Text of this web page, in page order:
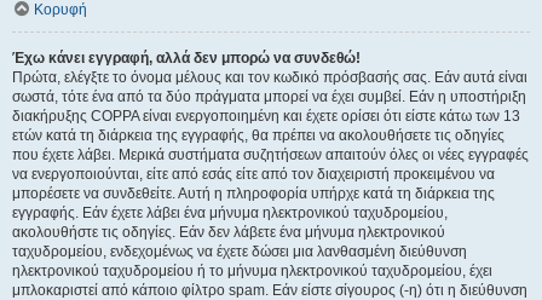
Κορυφή
Έχω κάνει εγγραφή, αλλά δεν μπορώ να συνδεθώ!
Πρώτα, ελέγξτε το όνομα μέλους και τον κωδικό πρόσβασής σας. Εάν αυτά είναι
σωστά, τότε ένα από τα δύο πράγματα μπορεί να έχει συμβεί. Εάν η υποστήριξη
διακήρυξης COPPA είναι ενεργοποιημένη και έχετε ορίσει ότι είστε κάτω των 13
ετών κατά τη διάρκεια της εγγραφής, θα πρέπει να ακολουθήσετε τις οδηγίες
που έχετε λάβει. Μερικά συστήματα συζητήσεων απαιτούν όλες οι νέες εγγραφές
να ενεργοποιούνται, είτε από εσάς είτε από τον διαχειριστή προκειμένου να
μπορέσετε να συνδεθείτε. Αυτή η πληροφορία υπήρχε κατά τη διάρκεια της
εγγραφής. Εάν έχετε λάβει ένα μήνυμα ηλεκτρονικού ταχυδρομείου,
ακολουθήστε τις οδηγίες. Εάν δεν λάβετε ένα μήνυμα ηλεκτρονικού
ταχυδρομείου, ενδεχομένως να έχετε δώσει μια λανθασμένη διεύθυνση
ηλεκτρονικού ταχυδρομείου ή το μήνυμα ηλεκτρονικού ταχυδρομείου, έχει
μπλοκαριστεί από κάποιο φίλτρο spam. Εάν είστε σίγουρος (-η) ότι η διεύθυνση